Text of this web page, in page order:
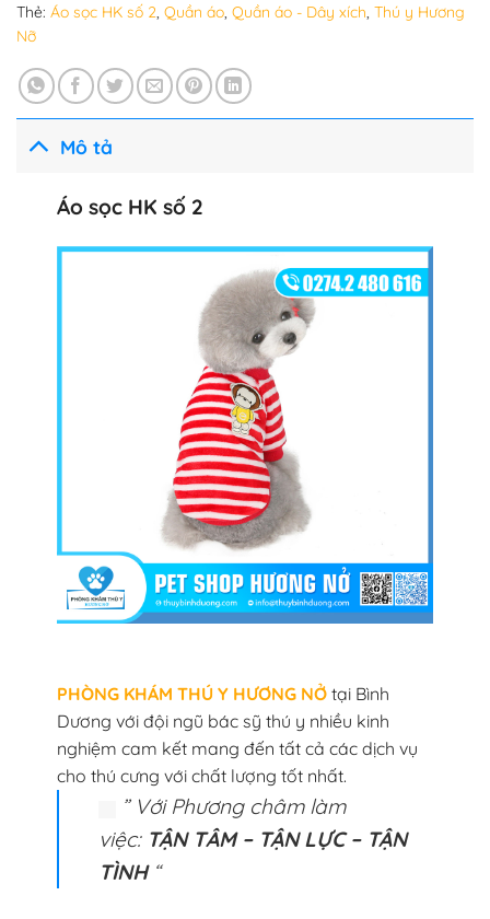
Thẻ: Áo sọc HK số 2, Quần áo, Quần áo - Dây xích, Thú y Hương
Nỡ
Mô tả
Áo sọc HK số 2
PHÒNG KHÁM THÚ Y HƯƠNG NỞtại Bình
Dương với đội ngũ bác sỹ thú y nhiều kinh
nghiệm cam kết mang đến tất cả các dịch vụ
cho thú cưng với chất lượng tốt nhất.
” Với Phương châm làm
việc: TẬN TÂM – TẬN LỰC – TẬN
TÌNH“